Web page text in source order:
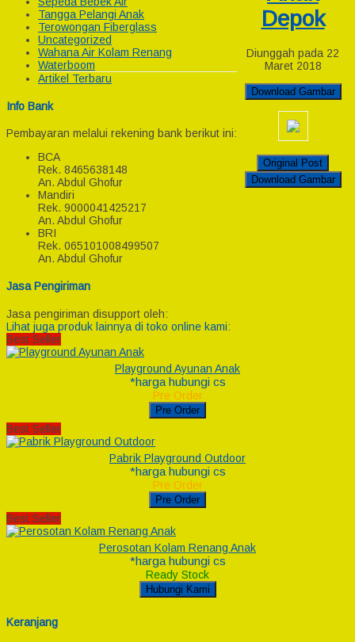
Tangga Pelangi Anak
Terowongan Fiberglass
Uncategorized
Wahana Air Kolam Renang
Waterboom
Artikel Terbaru
Info Bank
Pembayaran melalui rekening bank berikut ini:
BCA
Rek. 8465638148
An. Abdul Ghofur
Mandiri
Rek. 9000041425217
An. Abdul Ghofur
BRI
Rek. 065101008499507
An. Abdul Ghofur
Jasa Pengiriman
Jasa pengiriman disupport oleh:
Depok
Diunggah pada 22
Maret 2018
Download Gambar
Original Post
Download Gambar
Lihat juga produk lainnya di toko online kami:
Best Seller
Playground Ayunan Anak
*harga hubungi cs
Pre Order
Pre Order
Best Seller
Pabrik Playground Outdoor
*harga hubungi cs
Pre Order
Pre Order
Best Seller
Perosotan Kolam Renang Anak
*harga hubungi cs
Ready Stock
Hubungi Kami
Keranjang